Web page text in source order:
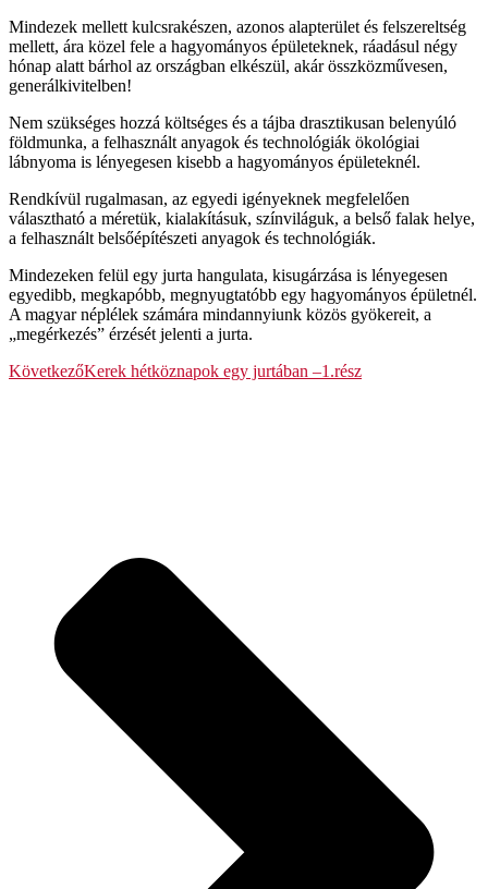
Mindezek mellett kulcsrakészen, azonos alapterület és felszereltség
mellett, ára közel fele a hagyományos épületeknek, ráadásul négy
hónap alatt bárhol az országban elkészül, akár összközművesen,
generálkivitelben!
Nem szükséges hozzá költséges és a tájba drasztikusan belenyúló
földmunka, a felhasznált anyagok és technológiák ökológiai
lábnyoma is lényegesen kisebb a hagyományos épületeknél.
Rendkívül rugalmasan, az egyedi igényeknek megfelelően
választható a méretük, kialakításuk, színviláguk, a belső falak helye,
a felhasznált belsőépítészeti anyagok és technológiák.
Mindezeken felül egy jurta hangulata, kisugárzása is lényegesen
egyedibb, megkapóbb, megnyugtatóbb egy hagyományos épületnél.
A magyar néplélek számára mindannyiunk közös gyökereit, a
„megérkezés” érzését jelenti a jurta.
KövetkezőKerek hétköznapok egy jurtában –1.rész